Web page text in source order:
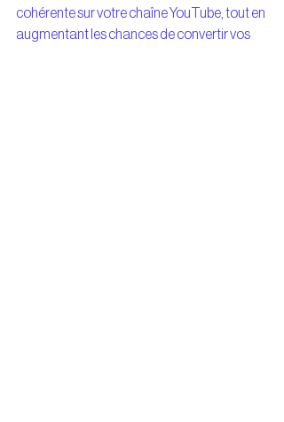
cohérente sur votre chaîne YouTube, tout en
augmentant les chances de convertir vos